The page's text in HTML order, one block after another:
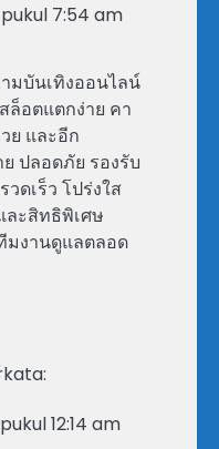
7:54 am
มบันเทิงออนไลน์
ล็อตแตกง่าย คา
ย และอีก
ปลอดภัย รองรับ
ดเร็ว โปร่งใส
ะสิทธิพิเศษ
มงานดูแลตลอด
12:14 am